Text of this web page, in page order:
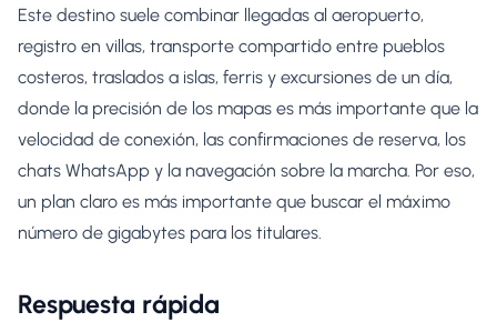
Este destino suele combinar llegadas al aeropuerto,
registro en villas, transporte compartido entre pueblos
costeros, traslados a islas, ferris y excursiones de un día,
donde la precisión de los mapas es más importante que la
velocidad de conexión, las confirmaciones de reserva, los
chats WhatsApp y la navegación sobre la marcha. Por eso,
un plan claro es más importante que buscar el máximo
número de gigabytes para los titulares.
Respuesta rápida